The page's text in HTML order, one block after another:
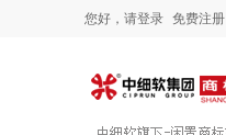
您好， 请登录 免费注册